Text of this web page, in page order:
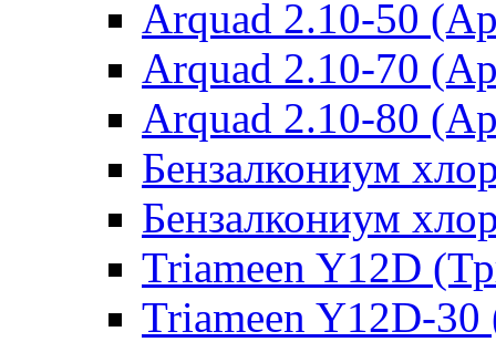
Arquad 2.10-50
Arquad 2.10-70
Arquad 2.10-80
Бензалкониум
Бензалкониум
Triameen Y12D
Triameen Y12D-